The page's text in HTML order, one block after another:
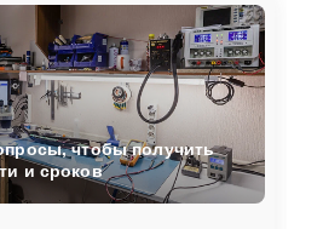
чтобы получить
и сроков